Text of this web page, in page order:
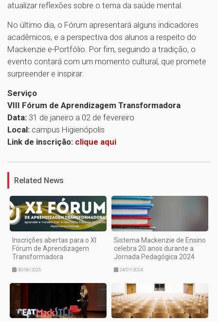
atualizar reflexões sobre o tema da saúde mental.
No último dia, o Fórum apresentará alguns indicadores
acadêmicos, e a perspectiva dos alunos a respeito do
Mackenzie e-Portfólio. Por fim, seguindo a tradição, o
evento contará com um momento cultural, que promete
surpreender e inspirar.
Serviço
VIII Fórum de Aprendizagem Transformadora
Data: 31 de janeiro a 02 de fevereiro
Local: campus Higienópolis
Link de inscrição: clique aqui
1
Related News
Inscrições abertas para o XI
Fórum de Aprendizagem
Transformadora
30/06/2025
Sistema Mackenzie de Ensino
celebra 20 anos durante a
Jornada Pedagógica 2024
24/01/2024